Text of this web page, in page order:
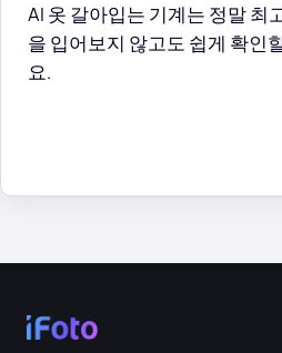
AI 옷 갈아입는 기계는 정말 최
을 입어보지 않고도 쉽게 확인
요.